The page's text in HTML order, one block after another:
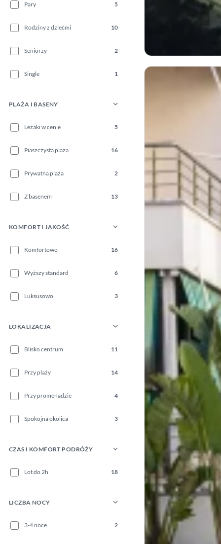
Pary 5
Rodziny z dziećmi 10
Seniorzy 2
Single 1
PLAŻA I BASENY
Leżaki w cenie 5
Piaszczysta plaża 16
Prywatna plaża 2
Z basenem 13
KOMFORT I JAKOŚĆ
Komfortowo 16
Wyższy standard 6
Luksusowo 3
LOKALIZACJA
Blisko centrum 11
Przy plaży 14
Przy promenadzie 4
Spokojna okolica 3
CZAS I KOMFORT PODRÓŻY
Lot do 2h 18
LICZBA NOCY
3-4 noce 2